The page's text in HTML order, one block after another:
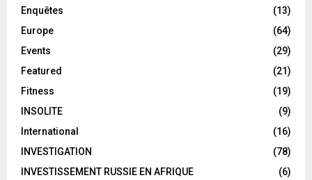
Enquêtes
(13)
Europe
(64)
Events
(29)
Featured
(21)
Fitness
(19)
INSOLITE
(9)
International
(16)
INVESTIGATION
(78)
INVESTISSEMENT RUSSIE EN AFRIQUE
(6)